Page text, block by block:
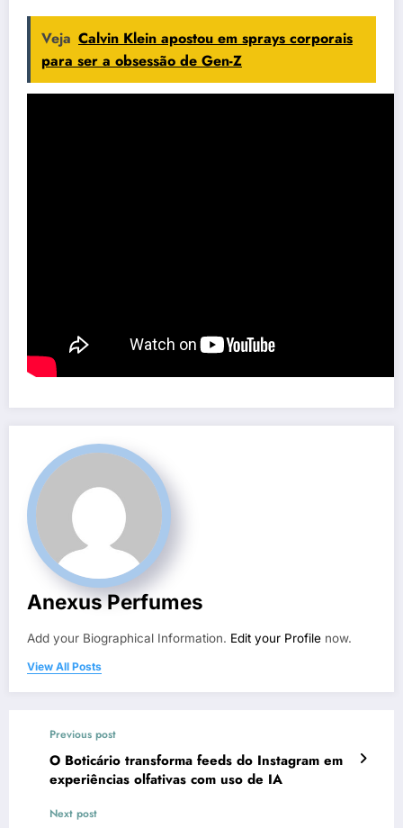
Veja Calvin Klein apostou em sprays corporais
para ser a obsessão de Gen-Z
Anexus Perfumes
Add your Biographical Information. Edit your Profile now.
View All Posts
Previous post
O Boticário transforma feeds do Instagram em
experiências olfativas com uso de IA
Next post